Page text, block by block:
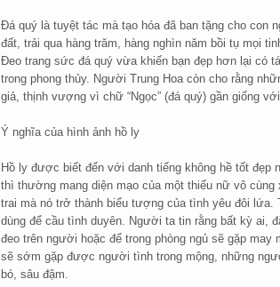
Đá quý là tuyệt tác mà tạo hóa đã ban tặng cho con
đất, trải qua hàng trăm, hàng nghìn năm bồi tụ mọi
Đeo trang sức đá quý vừa khiến bạn đẹp hơn lại có
trong phong thủy. Người Trung Hoa còn cho rằng
giả, thịnh vượng vì chữ “Ngọc” (đá quý) gần giống
Ý nghĩa của hình ảnh hồ ly
Hồ ly được biết đến với danh tiếng không hề tốt đẹp
thì thường mang diện mạo của một thiếu nữ vô
trai mà nó trở thành biểu tượng của tình yêu đôi
dùng để cầu tình duyên. Người ta tin rằng bất kỳ ai,
đeo trên người hoặc để trong phòng ngủ sẽ gặp
sẽ sớm gặp được người tình trong mộng, những
bó, sâu đậm.